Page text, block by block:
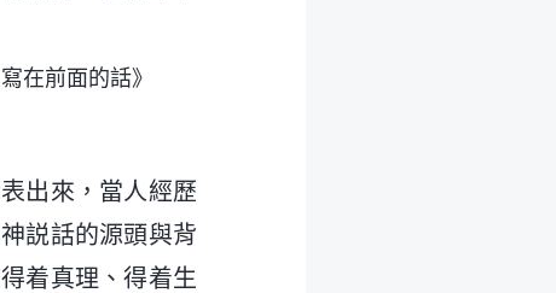
前面的話》
出來，當人經歷
説話的源頭與背
着真理、得着生